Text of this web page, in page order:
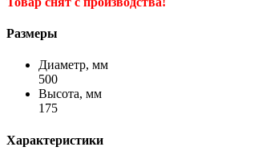
Размеры
Диаметр, мм
500
Высота, мм
175
Характеристики